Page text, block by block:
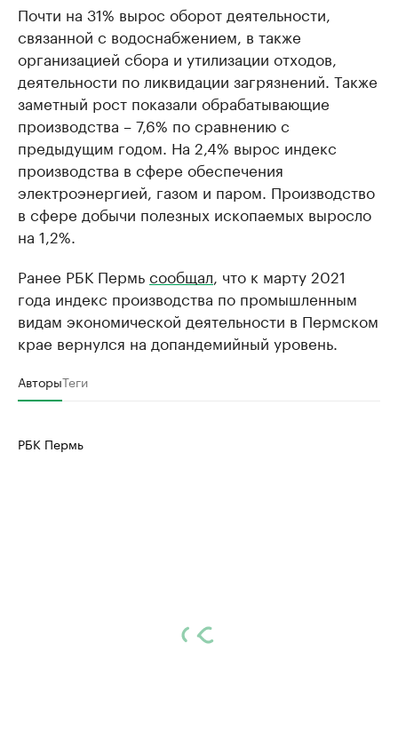
Почти на 31% вырос оборот деятельности,
связанной с водоснабжением, в также
организацией сбора и утилизации отходов,
деятельности по ликвидации загрязнений. Также
заметный рост показали обрабатывающие
производства – 7,6% по сравнению с
предыдущим годом. На 2,4% вырос индекс
производства в сфере обеспечения
электроэнергией, газом и паром. Производство
в сфере добычи полезных ископаемых выросло
на 1,2%.
Ранее РБК Пермьсообщал , что к марту 2021
года индекс производства по промышленным
видам экономической деятельности в Пермском
крае вернулся на допандемийный уровень.
АвторыТеги
РБК Пермь